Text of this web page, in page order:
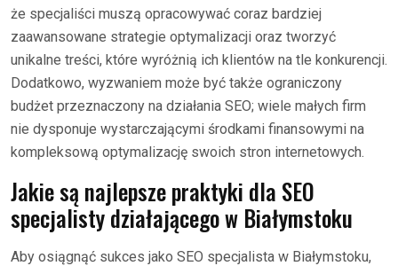
że specjaliści muszą opracowywać coraz bardziej
zaawansowane strategie optymalizacji oraz tworzyć
unikalne treści, które wyróżnią ich klientów na tle konkurencji.
Dodatkowo, wyzwaniem może być także ograniczony
budżet przeznaczony na działania SEO; wiele małych firm
nie dysponuje wystarczającymi środkami finansowymi na
kompleksową optymalizację swoich stron internetowych.
Jakie są najlepsze praktyki dla SEO
specjalisty działającego w Białymstoku
Aby osiągnąć sukces jako SEO specjalista w Białymstoku,